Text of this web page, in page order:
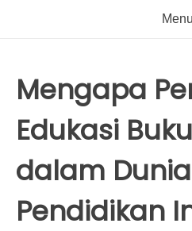
Menu
Mengapa
Edukasi
dalam Dunia
Pendidikan